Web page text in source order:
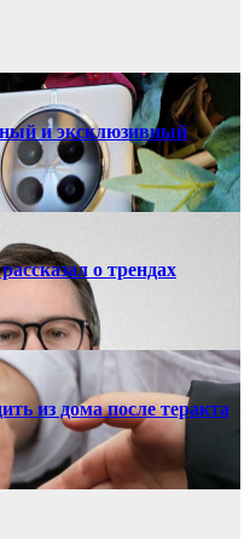
и эксклюзивный
о трендах
из дома после теракта